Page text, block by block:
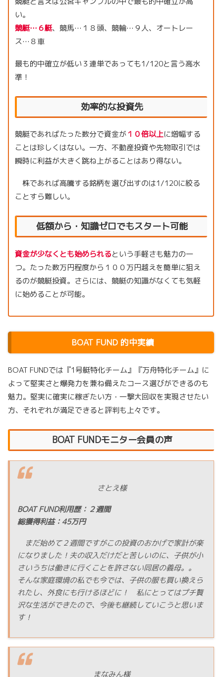
い。
競艇…６艇、競馬…１８頭、競輪…９人、オートレー
ス…８車
最も的中確立が低い３連単であっても1/120と言う高水
準！
効率的な投資先
競艇であればたった数分で資金が １０倍以上に増幅する
ことは珍しくはない。一方、不動産投資や先物取引では
瞬時に利益が大きく跳ね上がることはあり得ない。
株であれば高騰する銘柄を選び出すのは1/120に絞る
ことすら難しい。
低額から・知識ゼロでもスタート可能
資金が少なくとも始められるという手軽さも魅力の一
つ。たった数万円程度から１００万円越えを簡単に狙え
るのが競艇投資。さらには、競艇の知識がなくても気軽
に始めることが可能。
BOAT FUND 的中実績
BOAT FUNDでは『1号艇特化チーム』『万舟特化チーム』に
よって堅実さと爆発力を兼ね備えたコース選びができるのも
魅力。堅実に確実に稼ぎたい方・一撃大回収を実現させたい
方、それぞれが満足できると評判も上々です。
BOAT FUNDモニター会員の声
さとえ様
BOAT FUND利用歴：２週間
総獲得利益：45万円
まだ始めて２週間ですがこの投資のおかげで家計が楽
になりました！夫の収入だけだと苦しいのに、子供が小
さいうちは働きに行くことを許さない同居の義母。。
そんな家庭環境の私でも今では、子供の服も買い換えら
れたし、外食にも行けるほどに！ 私にとってはプチ贅
沢な生活ができたので、今後も継続していこうと思いま
す！
まなみん様